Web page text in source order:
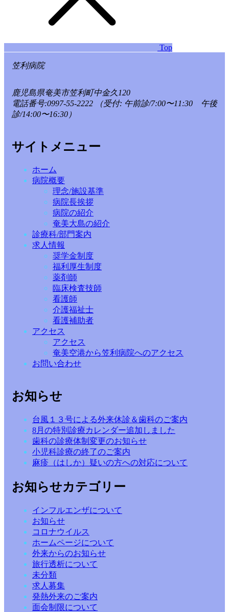
Top
笠利病院
鹿児島県奄美市笠利町中金久120
電話番号:0997-55-2222
（受付: 午前診/7:00〜11:30 午後
診/14:00〜16:30）
サイトメニュー
ホーム
病院概要
理念/施設基準
病院長挨拶
病院の紹介
奄美大島の紹介
診療科/部門案内
求人情報
奨学金制度
福利厚生制度
薬剤師
臨床検査技師
看護師
介護福祉士
看護補助者
アクセス
アクセス
奄美空港から笠利病院へのアクセス
お問い合わせ
お知らせ
台風１３号による外来休診＆歯科のご案内
8月の特別診療カレンダー追加しました
歯科の診療体制変更のお知らせ
小児科診療の終了のご案内
麻疹（はしか）疑いの方への対応について
お知らせカテゴリー
インフルエンザについて
お知らせ
コロナウイルス
ホームページについて
外来からのお知らせ
旅行透析について
未分類
求人募集
発熱外来のご案内
面会制限について